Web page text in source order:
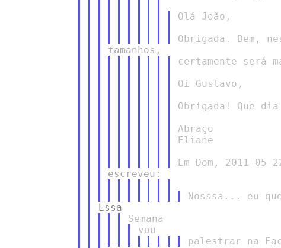
Olá João,
certamente será
Oi Gustavo,
Obrigada! Que
Abraço
Eliane